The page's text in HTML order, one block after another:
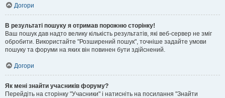
Догори
В результаті пошуку я отримав порожню сторінку!
Ваш пошук дав надто велику кількість результатів, які веб-сервер не зміг
обробити. Використайте "Розширений пошук", точніше задайте умови
пошуку та форуми на яких він повинен бути здійснений.
Догори
Як мені знайти учасників форуму?
Перейдіть на сторінку "Учасники" і натисніть на посилання "Знайти